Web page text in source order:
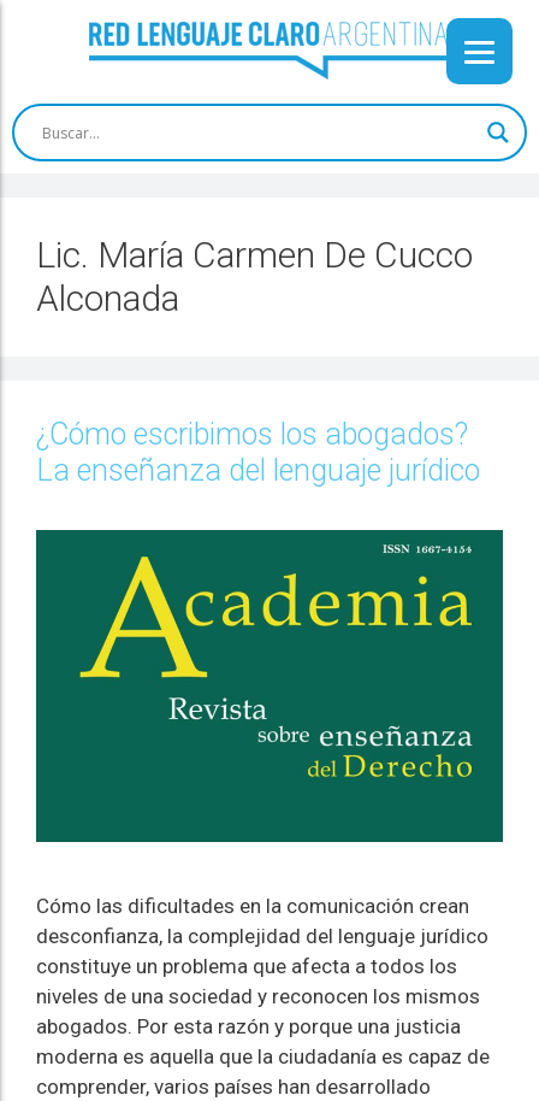
Lic. María Carmen De Cucco
Alconada
¿Cómo escribimos los abogados?
La enseñanza del lenguaje jurídico
Cómo las dificultades en la comunicación crean
desconfianza, la complejidad del lenguaje jurídico
constituye un problema que afecta a todos los
niveles de una sociedad y reconocen los mismos
abogados. Por esta razón y porque una justicia
moderna es aquella que la ciudadanía es capaz de
comprender, varios países han desarrollado